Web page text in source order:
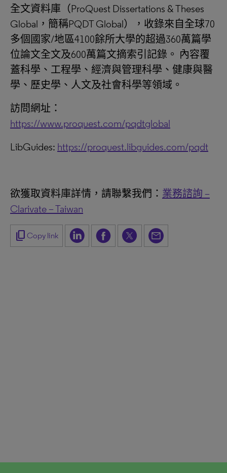
全文資料庫（ProQuest Dissertations & Theses
Global，簡稱PQDT Global），收錄來自全球70
多個國家/地區4100餘所大學的超過360萬篇學
位論文全文及600萬篇文摘索引記錄。 內容覆
蓋科學、工程學、經濟與管理科學、健康與醫
學、歷史學、人文及社會科學等領域。
訪問網址：
https://www.proquest.com/pqdtglobal
LibGuides: https://proquest.libguides.com/pqdt
欲獲取資料庫詳情，請聯繫我們： 業務諮詢 –
Clarivate – Taiwan
content_copy Copy link